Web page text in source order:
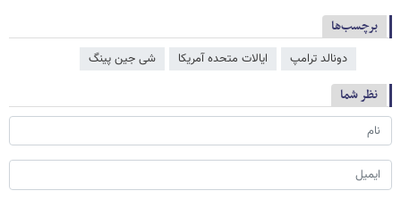
برچسب‌ها
دونالد ترامپ ایالات متحده آمریکا شی جین‌ پینگ
نظر شما